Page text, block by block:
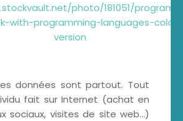
photo/181051/
with-programming-languages-
version
les données sont partout. Tout
fait sur Internet (achat en
sociaux, visites de site web…)